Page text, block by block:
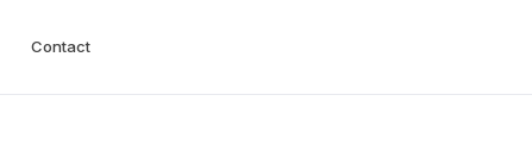
Contact